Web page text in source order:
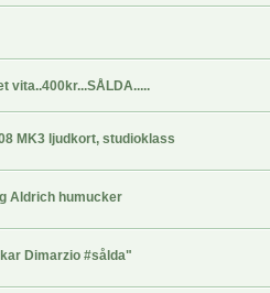
vita..400kr...SÅLDA.....
MK3 ljudkort, studioklass
Aldrich humucker
Dimarzio #sålda"